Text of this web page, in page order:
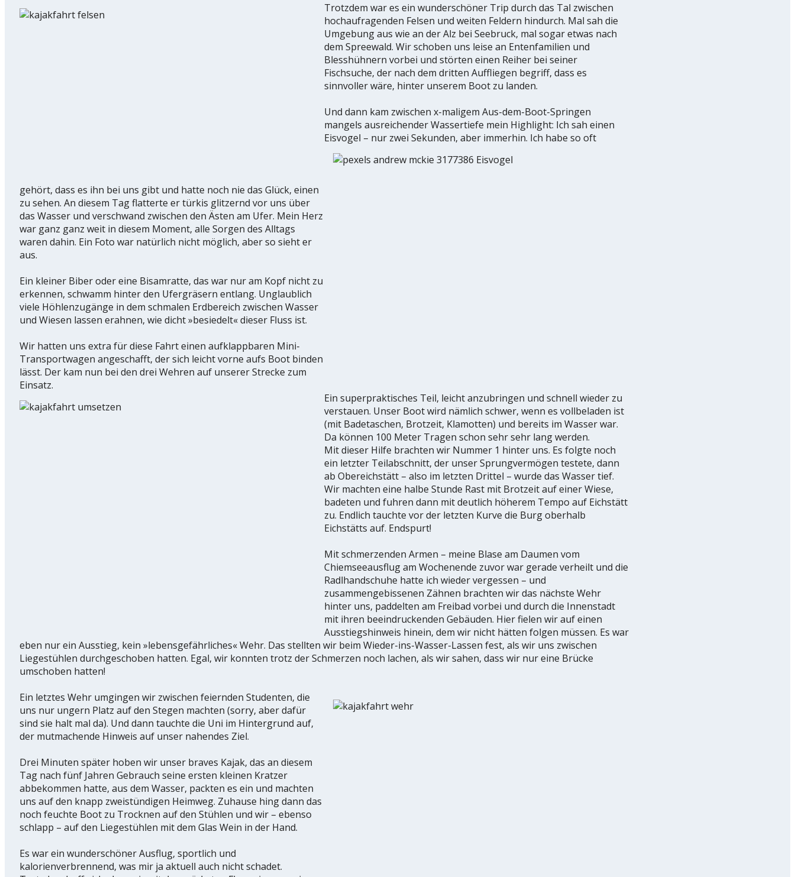
Trotzdem war es ein wunderschöner Trip durch das Tal zwischen
hochaufragenden Felsen und weiten Feldern hindurch. Mal sah die
Umgebung aus wie an der Alz bei Seebruck, mal sogar etwas nach
dem Spreewald. Wir schoben uns leise an Entenfamilien und
Blesshühnern vorbei und störten einen Reiher bei seiner
Fischsuche, der nach dem dritten Auffliegen begriff, dass es
sinnvoller wäre, hinter unserem Boot zu landen.
Und dann kam zwischen x-maligem Aus-dem-Boot-Springen
mangels ausreichender Wassertiefe mein Highlight: Ich sah einen
Eisvogel – nur zwei Sekunden, aber immerhin. Ich habe so oft
gehört, dass es ihn bei uns gibt und hatte noch nie das Glück, einen
zu sehen. An diesem Tag flatterte er türkis glitzernd vor uns über
das Wasser und verschwand zwischen den Ästen am Ufer. Mein Herz
war ganz ganz weit in diesem Moment, alle Sorgen des Alltags
waren dahin. Ein Foto war natürlich nicht möglich, aber so sieht er
aus.
Ein kleiner Biber oder eine Bisamratte, das war nur am Kopf nicht zu
erkennen, schwamm hinter den Ufergräsern entlang. Unglaublich
viele Höhlenzugänge in dem schmalen Erdbereich zwischen Wasser
und Wiesen lassen erahnen, wie dicht »besiedelt« dieser Fluss ist.
Wir hatten uns extra für diese Fahrt einen aufklappbaren Mini-
Transportwagen angeschafft, der sich leicht vorne aufs Boot binden
lässt. Der kam nun bei den drei Wehren auf unserer Strecke zum
Einsatz.
Ein superpraktisches Teil, leicht anzubringen und schnell wieder zu
verstauen. Unser Boot wird nämlich schwer, wenn es vollbeladen ist
(mit Badetaschen, Brotzeit, Klamotten) und bereits im Wasser war.
Da können 100 Meter Tragen schon sehr sehr lang werden.
Mit dieser Hilfe brachten wir Nummer 1 hinter uns. Es folgte noch
ein letzter Teilabschnitt, der unser Sprungvermögen testete, dann
ab Obereichstätt – also im letzten Drittel – wurde das Wasser tief.
Wir machten eine halbe Stunde Rast mit Brotzeit auf einer Wiese,
badeten und fuhren dann mit deutlich höherem Tempo auf Eichstätt
zu. Endlich tauchte vor der letzten Kurve die Burg oberhalb
Eichstätts auf. Endspurt!
Mit schmerzenden Armen – meine Blase am Daumen vom
Chiemseeausflug am Wochenende zuvor war gerade verheilt und die
Radlhandschuhe hatte ich wieder vergessen – und
zusammengebissenen Zähnen brachten wir das nächste Wehr
hinter uns, paddelten am Freibad vorbei und durch die Innenstadt
mit ihren beeindruckenden Gebäuden. Hier fielen wir auf einen
Ausstiegshinweis hinein, dem wir nicht hätten folgen müssen. Es war
eben nur ein Ausstieg, kein »lebensgefährliches« Wehr. Das stellten wir beim Wieder-ins-Wasser-Lassen fest, als wir uns zwischen
Liegestühlen durchgeschoben hatten. Egal, wir konnten trotz der Schmerzen noch lachen, als wir sahen, dass wir nur eine Brücke
umschoben hatten!
Ein letztes Wehr umgingen wir zwischen feiernden Studenten, die
uns nur ungern Platz auf den Stegen machten (sorry, aber dafür
sind sie halt mal da). Und dann tauchte die Uni im Hintergrund auf,
der mutmachende Hinweis auf unser nahendes Ziel.
Drei Minuten später hoben wir unser braves Kajak, das an diesem
Tag nach fünf Jahren Gebrauch seine ersten kleinen Kratzer
abbekommen hatte, aus dem Wasser, packten es ein und machten
uns auf den knapp zweistündigen Heimweg. Zuhause hing dann das
noch feuchte Boot zu Trocknen auf den Stühlen und wir – ebenso
schlapp – auf den Liegestühlen mit dem Glas Wein in der Hand.
Es war ein wunderschöner Ausflug, sportlich und
kalorienverbrennend, was mir ja aktuell auch nicht schadet.